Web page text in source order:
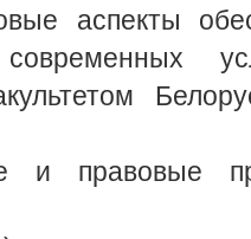
аспекты
и правовые